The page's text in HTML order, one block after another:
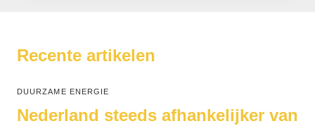
Recente artikelen
DUURZAME ENERGIE
Nederland steeds afhankelijker van